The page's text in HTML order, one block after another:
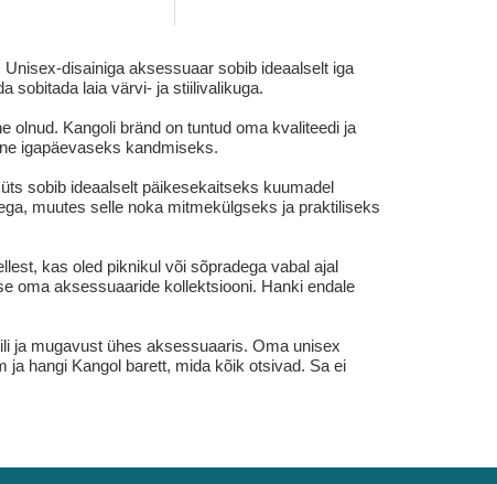
disainiga aksessuaar sobib ideaalselt iga
sobitada laia värvi- ja stiilivalikuga.
olnud. Kangoli bränd on tuntud oma kvaliteedi ja
igapäevaseks kandmiseks.
sobib ideaalselt päikesekaitseks kuumadel
muutes selle noka mitmekülgseks ja praktiliseks
kas oled piknikul või sõpradega vabal ajal
oma aksessuaaride kollektsiooni. Hanki endale
ja mugavust ühes aksessuaaris. Oma unisex
hangi Kangol barett, mida kõik otsivad. Sa ei